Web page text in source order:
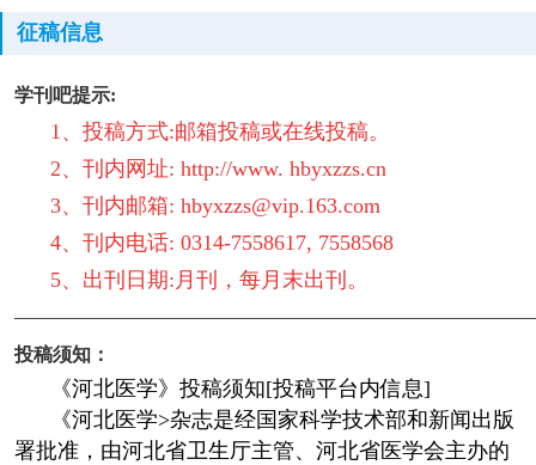
征稿信息
学刊吧提示:
1、投稿方式:邮箱投稿或在线投稿。
2、刊内网址: http://www. hbyxzzs.cn
3、刊内邮箱: hbyxzzs@vip.163.com
4、刊内电话: 0314-7558617, 7558568
5、出刊日期:月刊，每月末出刊。
投稿须知：
《河北医学》投稿须知[投稿平台内信息]
《河北医学>杂志是经国家科学技术部和新闻出版
署批准，由河北省卫生厅主管、河北省医学会主办的